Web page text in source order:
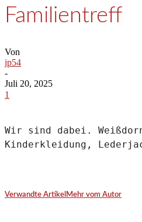
Familientreff
Von
jp54
-
Juli 20, 2025
1
Wir sind dabei.
Kinderkleidung,
Verwandte Artikel Mehr vom Autor